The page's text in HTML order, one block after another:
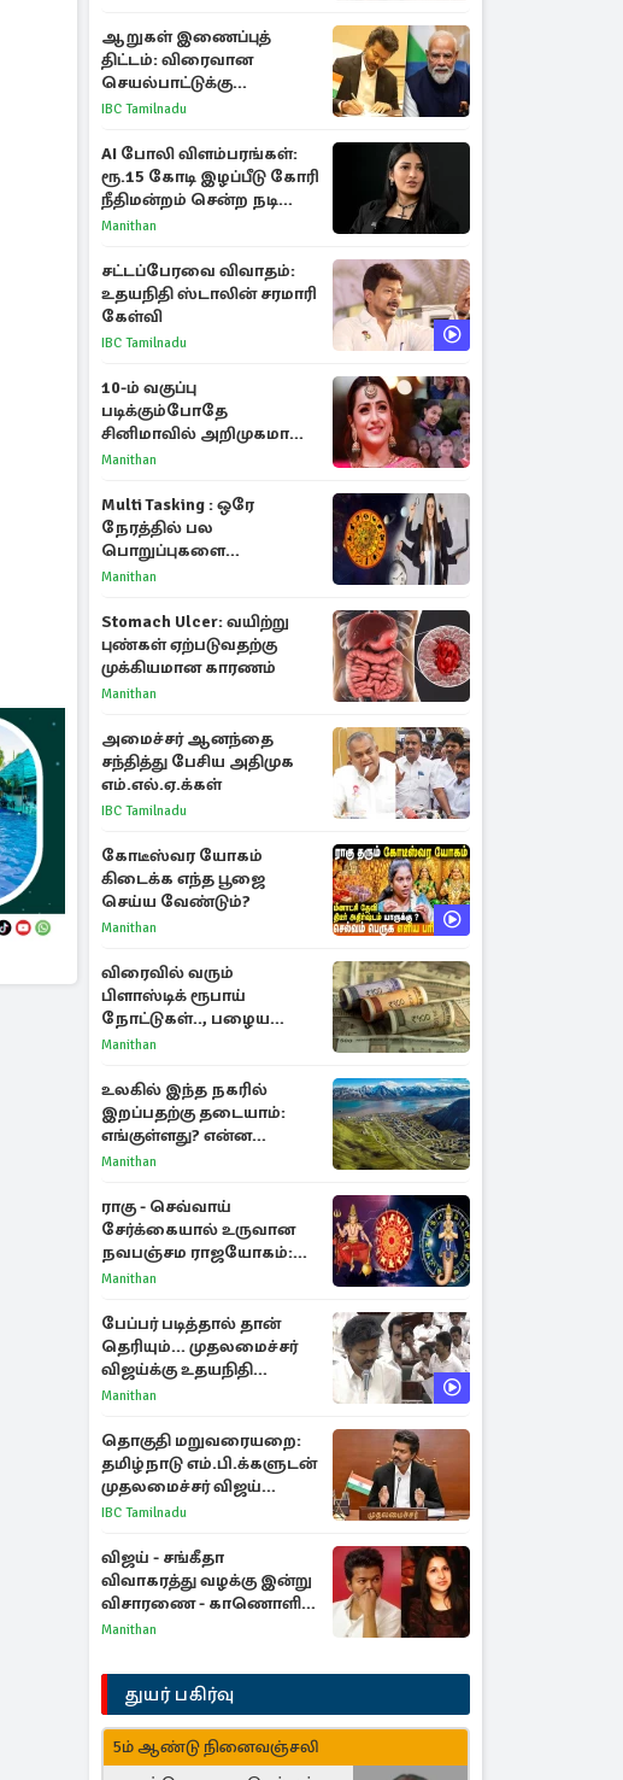
ஆறுகள் இணைப்புத்
திட்டம்: விரைவான
செயல்பாட்டுக்கு
பிரதமருக்கு முதலமைச்சர்
IBC Tamilnadu
AI போலி விளம்பரங்கள்:
ரூ.15 கோடி இழப்பீடு கோரி
நீதிமன்றம் சென்ற நடிகை
ஸ்ருதி ஹாசன்!
Manithan
சட்டப்பேரவை விவாதம்:
உதயநிதி ஸ்டாலின் சரமாரி
கேள்வி
IBC Tamilnadu
10-ம் வகுப்பு
படிக்கும்போதே
சினிமாவில் அறிமுகமான
த்ரிஷா! உண்மையை
காந்தி
Manithan
Multi Tasking : ஒரே
நேரத்தில் பல
பொறுப்புகளை
கையாளும் டாப் 3 ராசிகள்!
Manithan
Stomach Ulcer: வயிற்று
புண்கள் ஏற்படுவதற்கு
முக்கியமான காரணம்
Manithan
அமைச்சர் ஆனந்தை
சந்தித்து பேசிய அதிமுக
எம்.எல்.ஏ.க்கள்
IBC Tamilnadu
கோடீஸ்வர யோகம்
கிடைக்க எந்த பூஜை
செய்ய வேண்டும்?
Manithan
விரைவில் வரும்
பிளாஸ்டிக் ரூபாய்
நோட்டுகள்.., பழைய
காகித நோட்டுகள்
Manithan
உலகில் இந்த நகரில்
இறப்பதற்கு தடையாம்:
எங்குள்ளது? என்ன
காரணம் தெரியுமா?
Manithan
ராகு - செவ்வாய்
சேர்க்கையால் உருவான
நவபஞ்சம ராஜயோகம்:
அதிர்ஷ்டம் பெறும் 3
Manithan
பேப்பர் படித்தால் தான்
தெரியும்... முதலமைச்சர்
விஜய்க்கு உதயநிதி
ஸ்டாலின் பதிலடி
Manithan
தொகுதி மறுவரையறை:
தமிழ்நாடு எம்.பி.க்களுடன்
முதலமைச்சர் விஜய்
ஆலோசனை
IBC Tamilnadu
விஜய் - சங்கீதா
விவாகரத்து வழக்கு இன்று
விசாரணை - காணொளி
மூலம் ஆஜராக வாய்ப்பு
Manithan
துயர் பகிர்வு
5ம் ஆண்டு நினைவஞ்சலி